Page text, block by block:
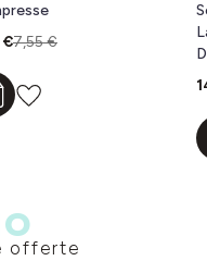
€7,55 €
al carrello
offerte